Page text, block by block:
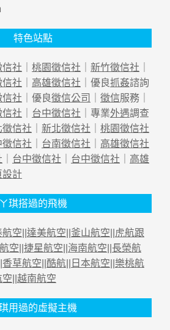
特色站點
社 桃園徵信社 新竹徵信社
社 高雄徵信社 ｜優良抓姦諮詢
社 ｜優良徵信公司 徵信服務｜
社 台中徵信社 ｜專業外遇調查
徵信社 新北徵信社
桃園徵信社
徵信社 台南徵信社
高雄徵信社
台中徵信社 台中徵信社
高雄
計
ㄚ琪搭過的飛機
航空 達美航空 釜山航空
虎航跟
空 捷星航空 海南航空 長榮航
香草航空 酷航 日本航空 樂桃航
空 越南航空
用過的虛擬主機